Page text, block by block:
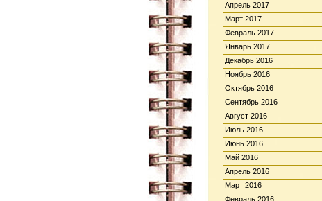
Апрель 2017
Март 2017
Февраль 2017
Январь 2017
Декабрь 2016
Ноябрь 2016
Октябрь 2016
Сентябрь 2016
Август 2016
Июль 2016
Июнь 2016
Май 2016
Апрель 2016
Март 2016
Февраль 2016